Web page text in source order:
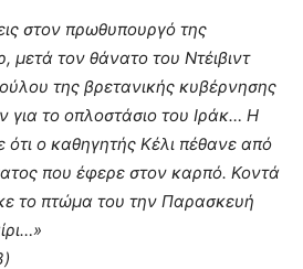
στον πρωθυπουργό της
μετά τον θάνατο του Ντέιβιντ
της βρετανικής κυβέρνησης
το οπλοστάσιο του Ιράκ… Η
ο καθηγητής Κέλι πέθανε από
που έφερε στον καρπό. Κοντά
το πτώμα του την Παρασκευή